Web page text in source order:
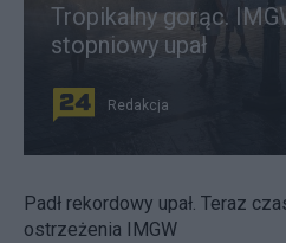
Tropikalny gorąc.
stopniowy upał
Redakcja
Padł rekordowy upał. Teraz
ostrzeżenia IMGW